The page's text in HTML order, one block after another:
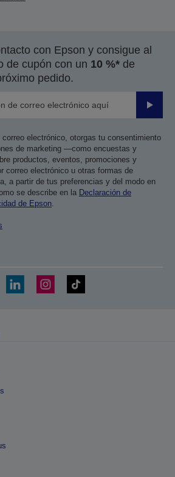
con Epson y consigue al
de cupón con un 10 %* de
pedido.
Enviar
electrónico, otorgas tu consentimiento
de marketing —como encuestas y
productos, eventos, promociones y
correo electrónico u otras formas de
a partir de tus preferencias y del modo en
se describe en la Declaración de
de Epson.